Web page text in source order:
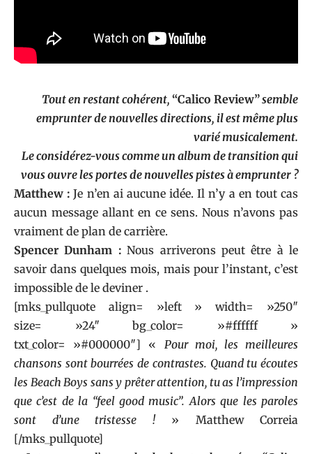
Tout en restant cohérent, “Calico Review”semble
emprunter de nouvelles directions, il est même plus
varié musicalement.
Le considérez-vous comme un album de transition qui
vous ouvre les portes de nouvelles pistes à emprunter ?
Matthew : Je n’en ai aucune idée. Il n’y a en tout cas
aucun message allant en ce sens. Nous n’avons pas
vraiment de plan de carrière.
Spencer Dunham :Nous arriverons peut être à le
savoir dans quelques mois, mais pour l’instant, c’est
impossible de le deviner .
[mks_pullquote align= »left » width= »250″
size= »24″ bg_color= »#ffffff »
txt_color= »#000000″] « Pour moi, les meilleures
chansons sont bourrées de contrastes. Quand tu écoutes
les Beach Boys sans y prêter attention, tu as l’impression
que c’est de la “feel good music”. Alors que les paroles
sont d’une tristesse !» Matthew Correia
[/mks_pullquote]